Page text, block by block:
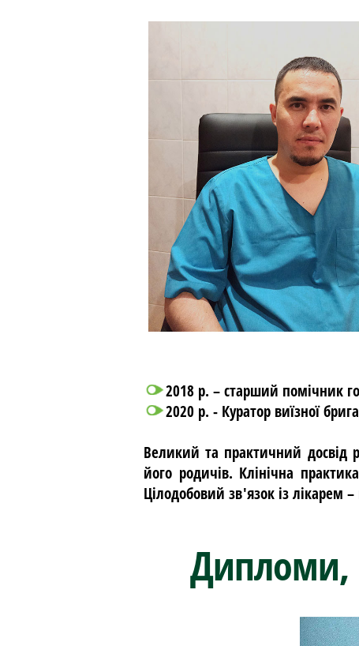
2018 р. – старший помічник
2020 р. - Куратор виїзної
Великий та практичний досвід
його родичів. Клінічна
Цілодобовий зв'язок із лікарем
Дипломи,